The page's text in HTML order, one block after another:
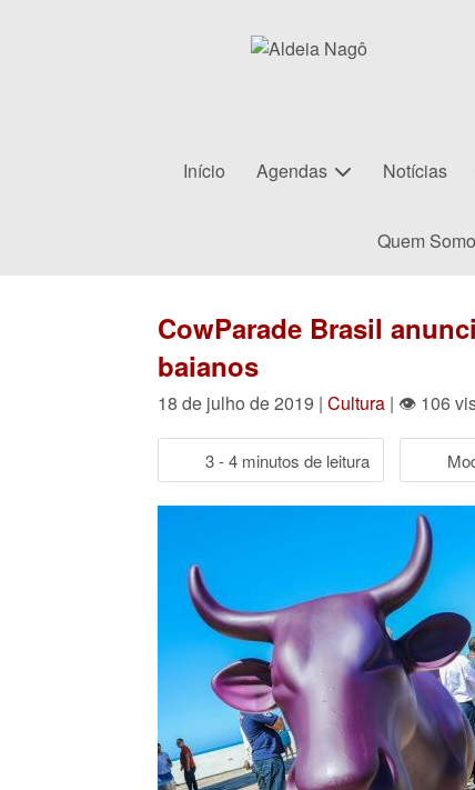
Início Agendas Notícias
Quem
CowParade Brasil
baianos
18 de julho de 2019 | Cultura | 👁 106
3 - 4 minutos de leitura